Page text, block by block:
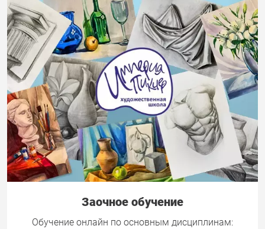
Заочное обучение
Обучение онлайн по основным дисциплинам: